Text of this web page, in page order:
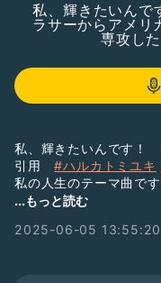
私、輝きたいんで
ラサーからアメリ
専攻し
私、輝きたいんです！
引用#ハルカトミユキ
私の人生のテーマ曲です
「戸惑いも悔しさも、
...もっと読む
2025-06-05 13:55:20